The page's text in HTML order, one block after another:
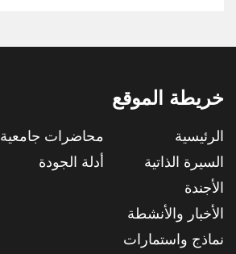
خريطة الموقع
الرئيسية
السيرة الذاتية
الأجندة
الأخبار والأنشطة
نماذج واستمارات
محاضرات جامعية
أدلة الجودة